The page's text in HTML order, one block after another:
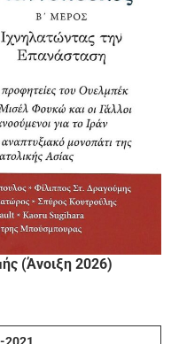
(Άνοιξη 2026)
2021